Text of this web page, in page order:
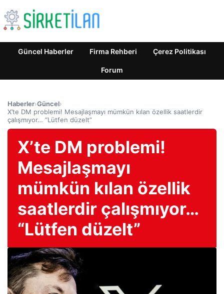
Güncel Haberler Firma Rehberi Çerez Politikası
Forum
Haberler›Güncel›
X’te DM problemi! Mesajlaşmayı mümkün kılan özellik saatlerdir
çalışmıyor… “Lütfen düzelt”
X’te DM problemi!
Mesajlaşmayı
mümkün kılan özellik
saatlerdir çalışmıyor…
“Lütfen düzelt”